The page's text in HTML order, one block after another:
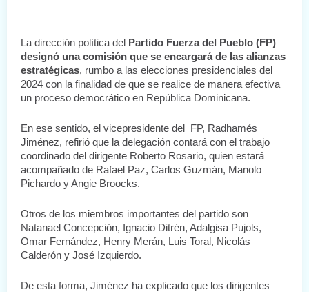
La dirección política del
Partido Fuerza del Pueblo (FP)
designó una comisión que se encargará de las alianzas
estratégicas, rumbo a las elecciones presidenciales del
2024 con la finalidad de que se realice de manera efectiva
un proceso democrático en República Dominicana.
En ese sentido, el vicepresidente del  FP, Radhamés
Jiménez, refirió que la delegación contará con el trabajo
coordinado del dirigente Roberto Rosario, quien estará
acompañado de Rafael Paz, Carlos Guzmán, Manolo
Pichardo y Angie Broocks.
Otros de los miembros importantes del partido son
Natanael Concepción, Ignacio Ditrén, Adalgisa Pujols,
Omar Fernández, Henry Merán, Luis Toral, Nicolás
Calderón y José Izquierdo.
De esta forma, Jiménez ha explicado que los dirigentes